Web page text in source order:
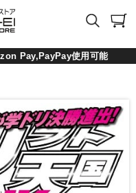
Pay,PayPay使用可能